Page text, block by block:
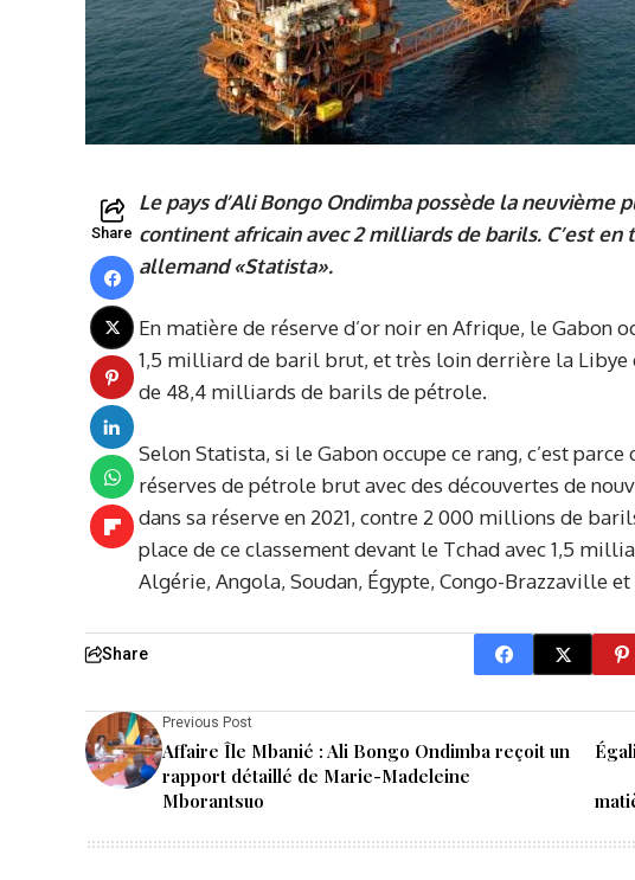
Share
Le pays d’Ali Bongo Ondimba possède la
continent africain avec 2 milliards de barils. C’est
allemand «Statista».
En matière de réserve d’or noir en Afrique, le Gabon
1,5 milliard de baril brut, et très loin derrière la Libye
de 48,4 milliards de barils de pétrole.
Selon Statista, si le Gabon occupe ce rang, c’est
réserves de pétrole brut avec des découvertes de
dans sa réserve en 2021, contre 2 000 millions de
place de ce classement devant le Tchad avec 1,5
Algérie, Angola, Soudan, Égypte, Congo-Brazzaville et
Share
Previous Post
Affaire Île Mbanié : Ali Bongo Ondimba reçoit un
rapport détaillé de Marie-Madeleine
Mborantsuo